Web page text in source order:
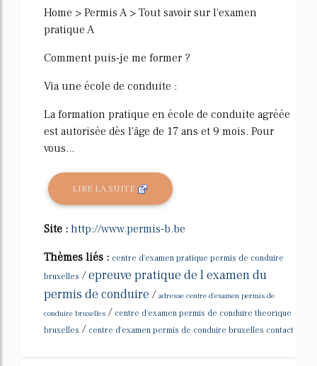
Home > Permis A > Tout savoir sur l'examen
pratique A
Comment puis-je me former ?
Via une école de conduite :
La formation pratique en école de conduite agréée
est autorisée dès l'âge de 17 ans et 9 mois. Pour
vous...
LIRE LA SUITE
Site : http://www.permis-b.be
Thèmes liés : centre d'examen pratique permis de conduire
bruxelles /epreuve pratique de l examen du
permis de conduire / adresse centre d'examen permis de
conduire bruxelles / centre d'examen permis de conduire theorique
bruxelles / centre d'examen permis de conduire bruxelles contact